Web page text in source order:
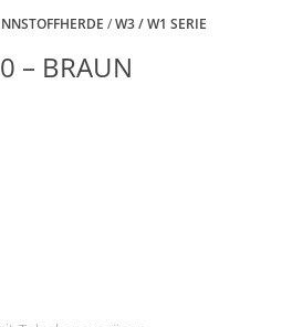
/W3 / W1 SERIE
– BRAUN